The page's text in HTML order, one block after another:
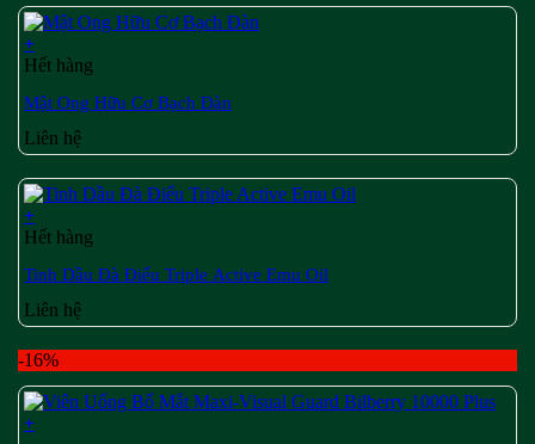
+
Hết hàng
Mật Ong Hữu Cơ Bạch Đàn
Liên hệ
+
Hết hàng
Tinh Dầu Đà Điểu Triple Active Emu Oil
Liên hệ
-16%
+